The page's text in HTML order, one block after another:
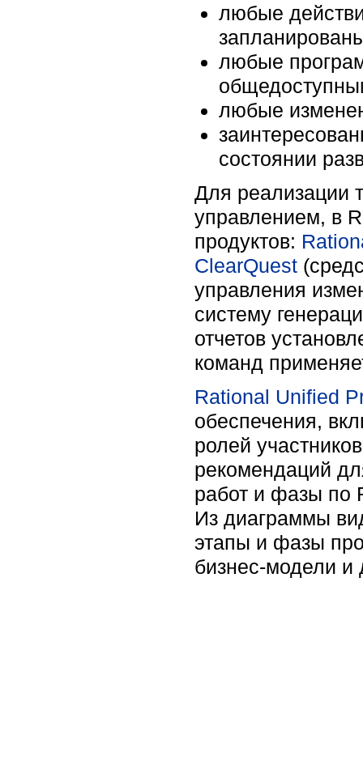
любые
любые
любые
состоянии
Для реализации
управлением, в
продуктов:
ClearQuest
управления
систему
отчетов
команд
Rational Unified
обеспечения,
ролей
рекомендаций
работ и фазы по
Из диаграммы
этапы и фазы
бизнес-модели и